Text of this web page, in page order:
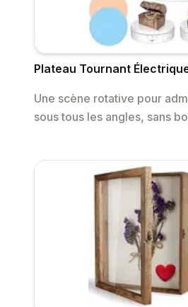
Plateau Tournant
Une scène rotative pour
sous tous les angles, sans